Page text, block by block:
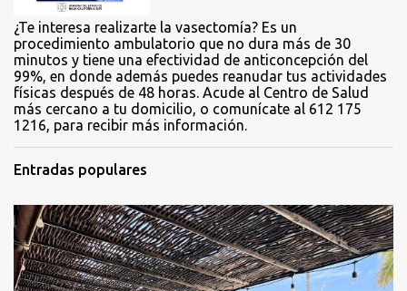
¿Te interesa realizarte la vasectomía? Es un
procedimiento ambulatorio que no dura más de 30
minutos y tiene una efectividad de anticoncepción del
99%, en donde además puedes reanudar tus actividades
físicas después de 48 horas. Acude al Centro de Salud
más cercano a tu domicilio, o comunícate al 612 175
1216, para recibir más información.
Entradas populares